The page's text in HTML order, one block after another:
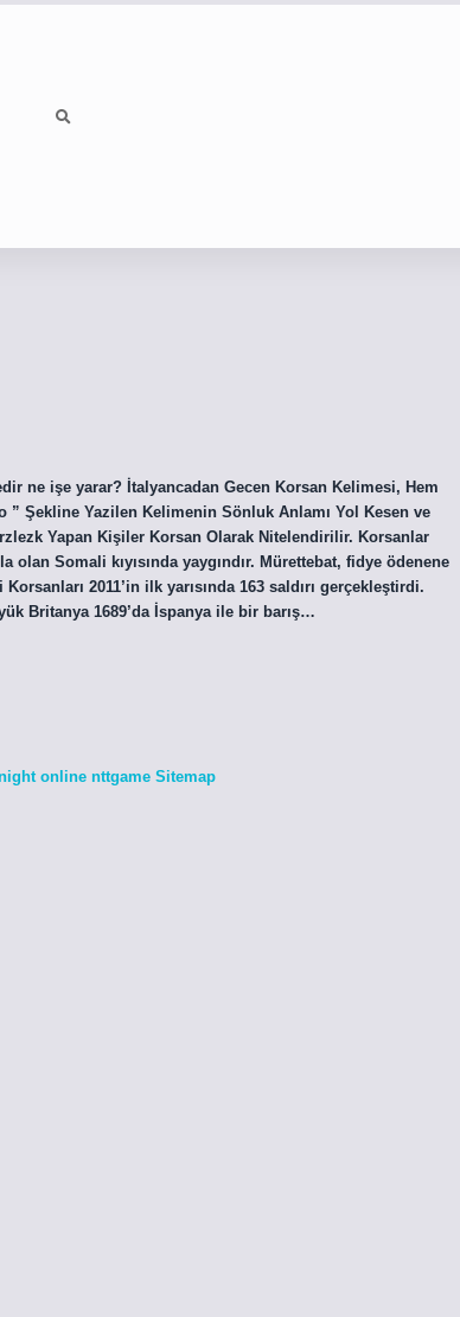
ne işe yarar? İtalyancadan Gecen Korsan Kelimesi, Hem
Şekline Yazilen Kelimenin Sönluk Anlamı Yol Kesen ve
Yapan Kişiler Korsan Olarak Nitelendirilir. Korsanlar
Somali kıyısında yaygındır. Mürettebat, fidye ödenene
2011’in ilk yarısında 163 saldırı gerçekleştirdi.
Britanya 1689’da İspanya ile bir barış…
online nttgame Sitemap